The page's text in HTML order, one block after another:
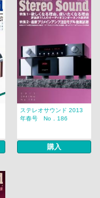
ステレオサウンド 2013
年春号 No．186
購入